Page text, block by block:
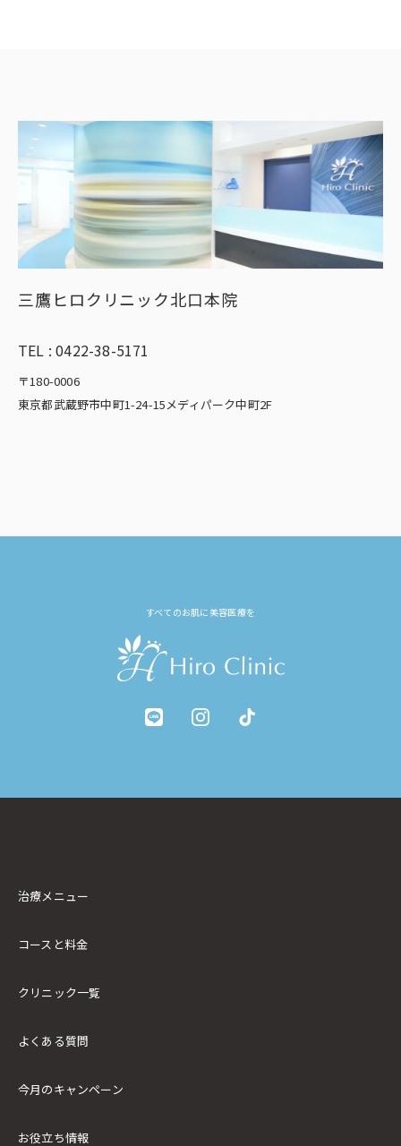
三鷹ヒロクリニック北口本院
TEL :0422-38-5171
〒180-0006
東京都武蔵野市中町1-24-15メディパーク中町2F
すべてのお肌に美容医療を
治療メニュー
コースと料金
クリニック一覧
よくある質問
今月のキャンペーン
お役立ち情報